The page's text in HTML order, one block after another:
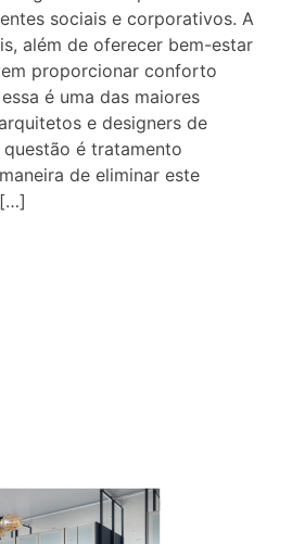
sociais e corporativos. A
além de oferecer bem-estar
proporcionar conforto
é uma das maiores
e designers de
é tratamento
de eliminar este